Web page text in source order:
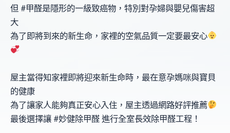
但 #甲醛是隱形的一級致癌物，特別對孕婦與嬰兒傷害超
大
為了即將到來的新生命，家裡的空氣品質一定要最安心
屋主當得知家裡即將迎來新生命時，最在意孕媽咪與寶貝
的健康
為了讓家人能夠真正安心入住，屋主透過網路好評推薦
最後選擇讓 #妙健除甲醛 進行全室長效除甲醛工程！